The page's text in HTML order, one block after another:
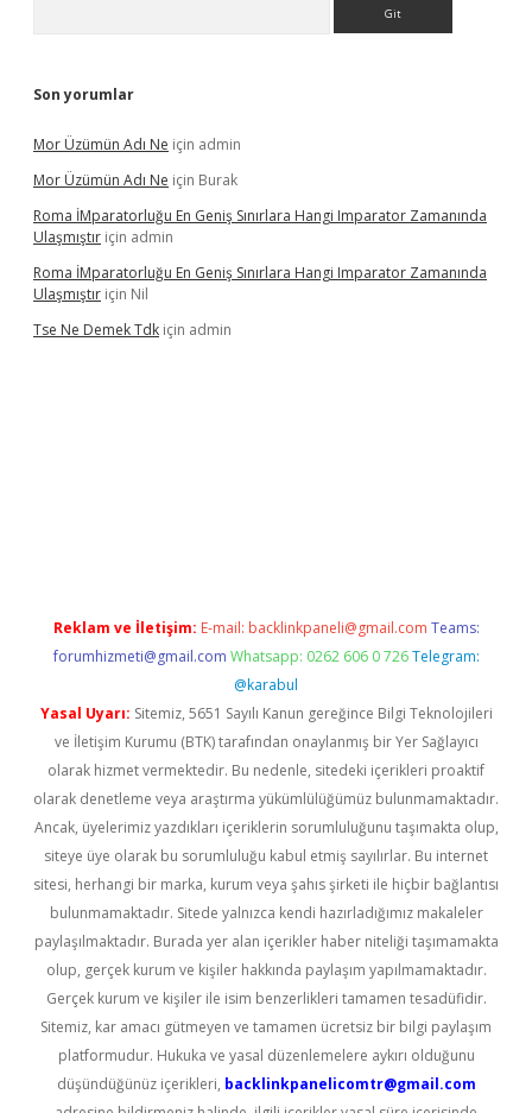
Son yorumlar
Mor Üzümün Adı Ne için admin
Mor Üzümün Adı Ne için Burak
Roma İMparatorluğu En Geniş Sınırlara Hangi Imparator Zamanında
Ulaşmıştır için admin
Roma İMparatorluğu En Geniş Sınırlara Hangi Imparator Zamanında
Ulaşmıştır için Nil
Tse Ne Demek Tdk için admin
Reklam ve İletişim: E-mail: backlinkpaneli@gmail.com Teams:
forumhizmeti@gmail.com Whatsapp: 0262 606 0 726 Telegram:
@karabul
Yasal Uyarı: Sitemiz, 5651 Sayılı Kanun gereğince Bilgi Teknolojileri
ve İletişim Kurumu (BTK) tarafından onaylanmış bir Yer Sağlayıcı
olarak hizmet vermektedir. Bu nedenle, sitedeki içerikleri proaktif
olarak denetleme veya araştırma yükümlülüğümüz bulunmamaktadır.
Ancak, üyelerimiz yazdıkları içeriklerin sorumluluğunu taşımakta olup,
siteye üye olarak bu sorumluluğu kabul etmiş sayılırlar. Bu internet
sitesi, herhangi bir marka, kurum veya şahıs şirketi ile hiçbir bağlantısı
bulunmamaktadır. Sitede yalnızca kendi hazırladığımız makaleler
paylaşılmaktadır. Burada yer alan içerikler haber niteliği taşımamakta
olup, gerçek kurum ve kişiler hakkında paylaşım yapılmamaktadır.
Gerçek kurum ve kişiler ile isim benzerlikleri tamamen tesadüfidir.
Sitemiz, kar amacı gütmeyen ve tamamen ücretsiz bir bilgi paylaşım
platformudur. Hukuka ve yasal düzenlemelere aykırı olduğunu
düşündüğünüz içerikleri, backlinkpanelicomtr@gmail.com